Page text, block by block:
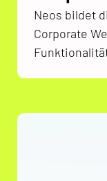
Neos bildet
Corporate